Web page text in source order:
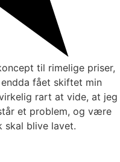
til rimelige priser,
fået skiftet min
rart at vide, at jeg
et problem, og være
skal blive lavet.